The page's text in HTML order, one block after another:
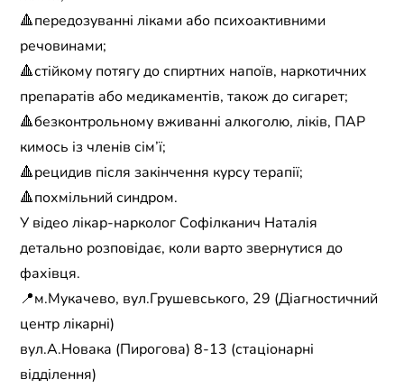
🔺передозуванні ліками або психоактивними
речовинами;
🔺стійкому потягу до спиртних напоїв, наркотичних
препаратів або медикаментів, також до сигарет;
🔺безконтрольному вживанні алкоголю, ліків, ПАР
кимось із членів сім’ї;
🔺рецидив після закінчення курсу терапії;
🔺похмільний синдром.
У відео лікар-нарколог Софілканич Наталія
детально розповідає, коли варто звернутися до
фахівця.
📍м.Мукачево, вул.Грушевського, 29 (Діагностичний
центр лікарні)
вул.А.Новака (Пирогова) 8-13 (стаціонарні
відділення)